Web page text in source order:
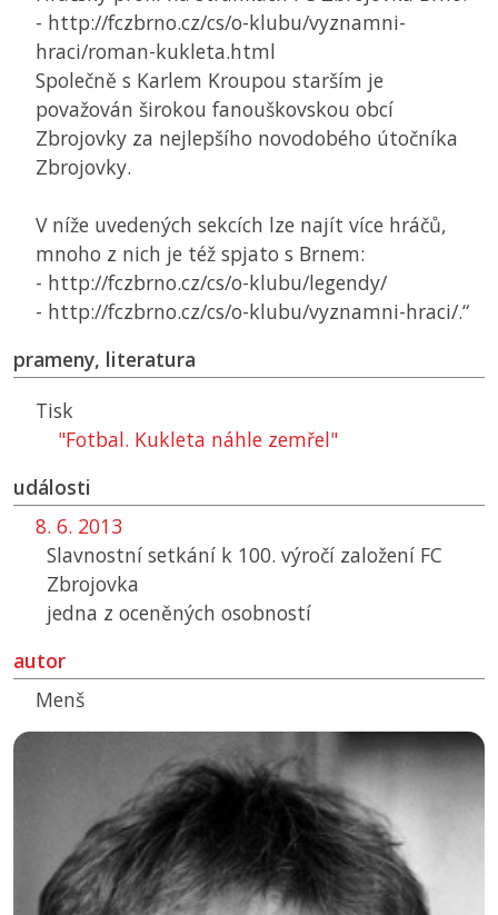
- http://fczbrno.cz/cs/o-klubu/vyznamni-
hraci/roman-kukleta.html
Společně s Karlem Kroupou starším je
považován širokou fanouškovskou obcí
Zbrojovky za nejlepšího novodobého útočníka
Zbrojovky.
V níže uvedených sekcích lze najít více hráčů,
mnoho z nich je též spjato s Brnem:
- http://fczbrno.cz/cs/o-klubu/legendy/
- http://fczbrno.cz/cs/o-klubu/vyznamni-hraci/.“
prameny, literatura
Tisk
"Fotbal. Kukleta náhle zemřel"
události
8. 6. 2013
Slavnostní setkání k 100. výročí založení FC
Zbrojovka
jedna z oceněných osobností
autor
Menš